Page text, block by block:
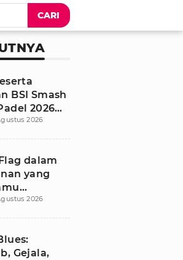
CARI
BSI Smash
2026
2026
dalam
yang
Bikin
2026
Gejala,